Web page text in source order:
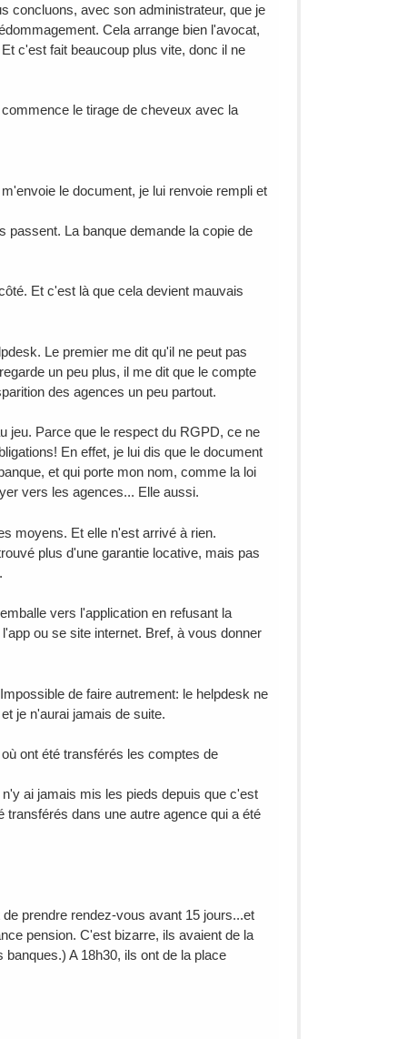
concluons, avec son administrateur, que je
Cela arrange bien l'avocat,
c'est fait beaucoup plus vite, donc il ne
le tirage de cheveux avec la
le document, je lui renvoie rempli et
La banque demande la copie de
Et c'est là que cela devient mauvais
Le premier me dit qu'il ne peut pas
un peu plus, il me dit que le compte
des agences un peu partout.
jeu. Parce que le respect du RGPD, ce ne
En effet, je lui dis que le document
et qui porte mon nom, comme la loi
vers les agences... Elle aussi.
moyens. Et elle n'est arrivé à rien.
plus d'une garantie locative, mais pas
vers l'application en refusant la
ou se site internet. Bref, à vous donner
de faire autrement: le helpdesk ne
je n'aurai jamais de suite.
ont été transférés les comptes de
ai jamais mis les pieds depuis que c'est
dans une autre agence qui a été
prendre rendez-vous avant 15 jours...et
pension. C'est bizarre, ils avaient de la
A 18h30, ils ont de la place